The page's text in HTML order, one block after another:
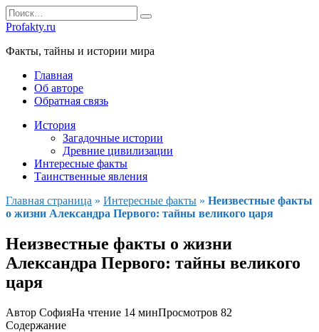
Перейти
к
содержанию
Search
for:
Profakty.ru
Факты, тайны и истории мира
Главная
Об авторе
Обратная связь
История
Загадочные истории
Древние цивилизации
Интересные факты
Таинственные явления
Главная страница » Интересные факты » Неизвестные факты
о жизни Александра Первого: тайны великого царя
Неизвестные факты о жизни
Александра Первого: тайны великого
царя
Автор СофияНа чтение 14 минПросмотров 82
Содержание